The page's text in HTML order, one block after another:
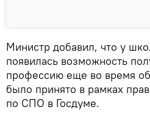
Министр добавил, что у
появилась возможность
профессию еще во время
было принято в рамках
по СПО в Госдуме.